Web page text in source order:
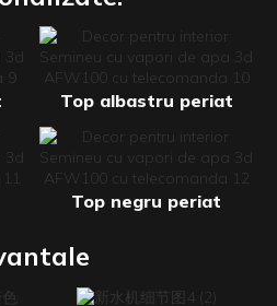
Top albastru periat
Top negru periat